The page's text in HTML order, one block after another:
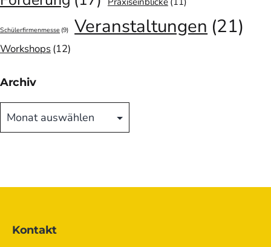
Schülerfirmenmesse (9) Veranstaltungen (21)
Workshops(12)
Archiv
Archiv
Kontakt